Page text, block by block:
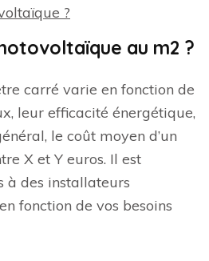
?
au m2 ?
carré varie en fonction de
leur efficacité énergétique,
le coût moyen d’un
X et Y euros. Il est
à des installateurs
fonction de vos besoins